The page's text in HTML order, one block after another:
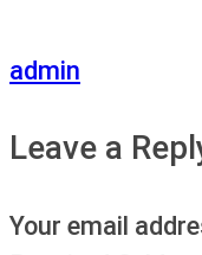
admin
Leave a
Your email